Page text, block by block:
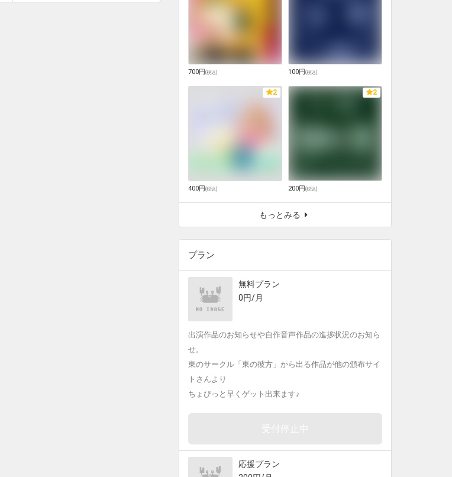
700円(税込) 100円(税込)
2
400円(税込)
2
200円(税込)
もっとみる
プラン
無料プラン
0円/月
出演作品のお知らせや自作音声作品の進捗状況のお知ら
せ。
東のサークル「東の彼方」から出る作品が他の頒布サイ
トさんより
ちょびっと早くゲット出来ます♪
応援プラン